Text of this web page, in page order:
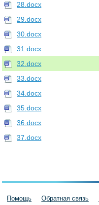
28.docx
29.docx
30.docx
31.docx
32.docx
33.docx
34.docx
35.docx
36.docx
37.docx
Помощь Обратная связь